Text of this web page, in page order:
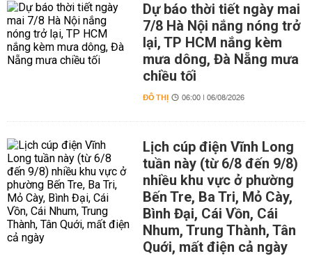
Dự báo thời tiết ngày mai
7/8 Hà Nội nắng nóng trở
lại, TP HCM nắng kèm
mưa dông, Đà Nẵng mưa
chiều tối
ĐÔ THỊ 06:00 | 06/08/2026
Lịch cúp điện Vĩnh Long
tuần này (từ 6/8 đến 9/8)
nhiều khu vực ở phường
Bến Tre, Ba Tri, Mỏ Cày,
Bình Đại, Cái Vồn, Cái
Nhum, Trung Thành, Tân
Quới, mất điện cả ngày